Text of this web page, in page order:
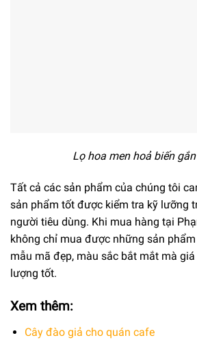
Lọ hoa men hoả biến
Tất cả các sản phẩm của chúng tôi
sản phẩm tốt được kiểm tra kỹ lưỡng
người tiêu dùng. Khi mua hàng tại
không chỉ mua được những sản
mẫu mã đẹp, màu sắc bắt mắt mà
lượng tốt.
Xem thêm:
Cây đào giả cho quán cafe